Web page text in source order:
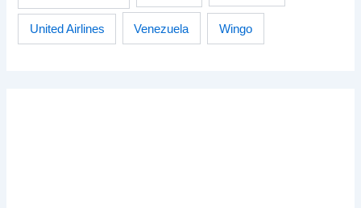
United Airlines Venezuela Wingo